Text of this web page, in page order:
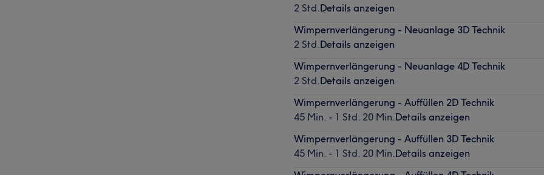
2 Std.Details anzeigen
Wimpernverlängerung - Neuanlage 3D Technik
2 Std.Details anzeigen
Wimpernverlängerung - Neuanlage 4D Technik
2 Std.Details anzeigen
Wimpernverlängerung - Auffüllen 2D Technik
45 Min. - 1 Std. 20 Min.Details anzeigen
Wimpernverlängerung - Auffüllen 3D Technik
45 Min. - 1 Std. 20 Min.Details anzeigen